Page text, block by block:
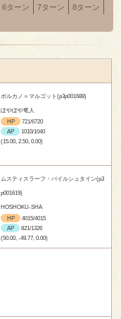
6ターン 7ターン
8ターン
ボルカノ＝マルゴット(p3p001688)
ぽやぽや竜人
HP
721/6720
AP
1010/1040
(15.00, 2.50, 0.00)
ムスティスラーフ・バイルシュタイン(p3
p001619)
HOSHOKU-SHA
HP
4015/4015
AP
821/1326
(50.00, -49.77, 0.00)